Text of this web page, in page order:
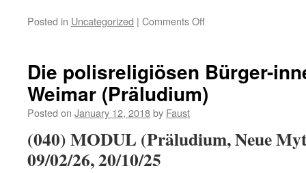
Posted in Uncategorized | Comments Offon
vollendet
sich
in
Die polisreligiösen Bürger-
Weimar (Präludium)
Posted on January 12, 2018by Faust
(040) MODUL (Präludium, Neue
09/02/26, 20/10/25